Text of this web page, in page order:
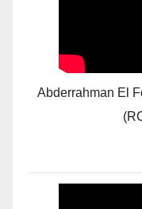
Abderrahman El